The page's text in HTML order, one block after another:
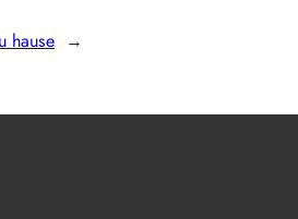
hause →